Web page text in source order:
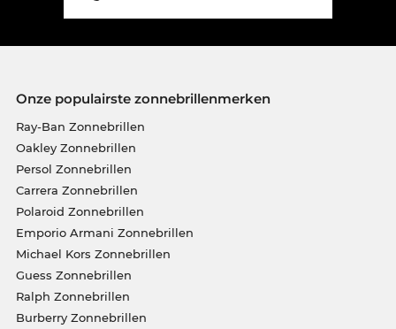
Onze populairste zonnebrillenmerken
Ray-Ban Zonnebrillen
Oakley Zonnebrillen
Persol Zonnebrillen
Carrera Zonnebrillen
Polaroid Zonnebrillen
Emporio Armani Zonnebrillen
Michael Kors Zonnebrillen
Guess Zonnebrillen
Ralph Zonnebrillen
Burberry Zonnebrillen